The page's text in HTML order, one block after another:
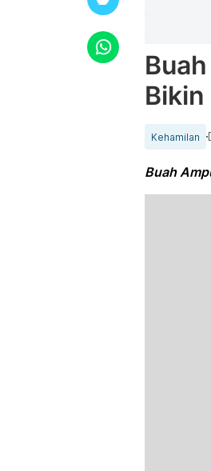
Kehamilan
Buah